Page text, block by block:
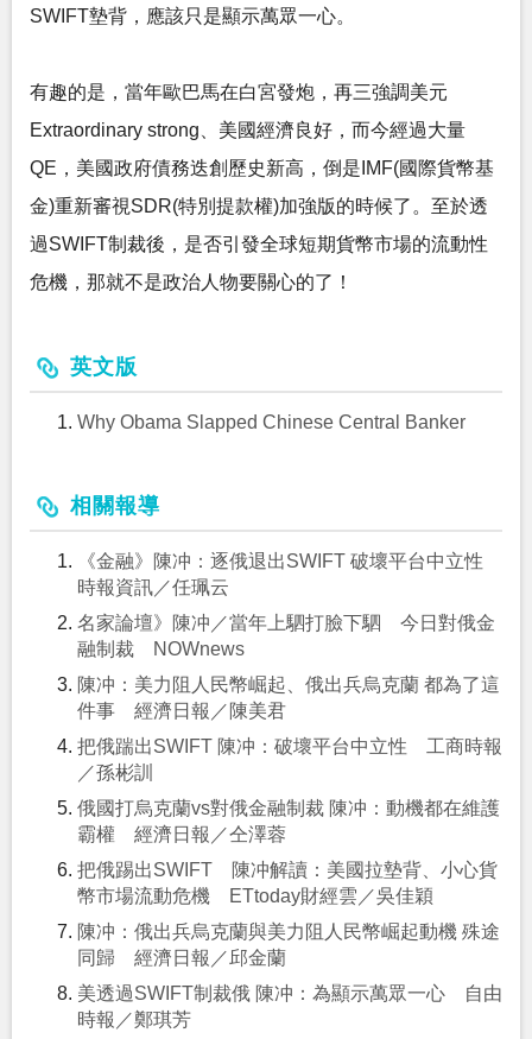
SWIFT墊背，應該只是顯示萬眾一心。
有趣的是，當年歐巴馬在白宮發炮，再三強調美元
Extraordinary strong、美國經濟良好，而今經過大量
QE，美國政府債務迭創歷史新高，倒是IMF(國際貨幣基
金)重新審視SDR(特別提款權)加強版的時候了。至於透
過SWIFT制裁後，是否引發全球短期貨幣市場的流動性
危機，那就不是政治人物要關心的了！
英文版
Why Obama Slapped Chinese Central Banker
相關報導
《金融》陳冲：逐俄退出SWIFT 破壞平台中立性
時報資訊／任珮云
名家論壇》陳冲／當年上駟打臉下駟 今日對俄金
融制裁 NOWnews
陳冲：美力阻人民幣崛起、俄出兵烏克蘭 都為了這
件事 經濟日報／陳美君
把俄踹出SWIFT 陳冲：破壞平台中立性 工商時報
／孫彬訓
俄國打烏克蘭vs對俄金融制裁 陳冲：動機都在維護
霸權 經濟日報／仝澤蓉
把俄踢出SWIFT 陳冲解讀：美國拉墊背、小心貨
幣市場流動危機 ETtoday財經雲／吳佳穎
陳冲：俄出兵烏克蘭與美力阻人民幣崛起動機 殊途
同歸 經濟日報／邱金蘭
美透過SWIFT制裁俄 陳冲：為顯示萬眾一心 自由
時報／鄭琪芳